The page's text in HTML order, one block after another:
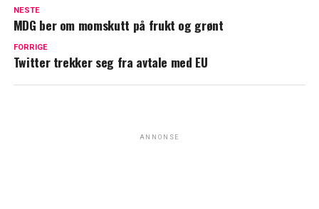
NESTE
MDG ber om momskutt på frukt og grønt
FORRIGE
Twitter trekker seg fra avtale med EU
ANNONSE